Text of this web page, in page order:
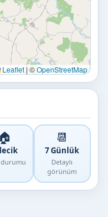
Leaflet | ©OpenStreetMap
🏠
durumu
📆
7 Günlük
Detaylı
görünüm